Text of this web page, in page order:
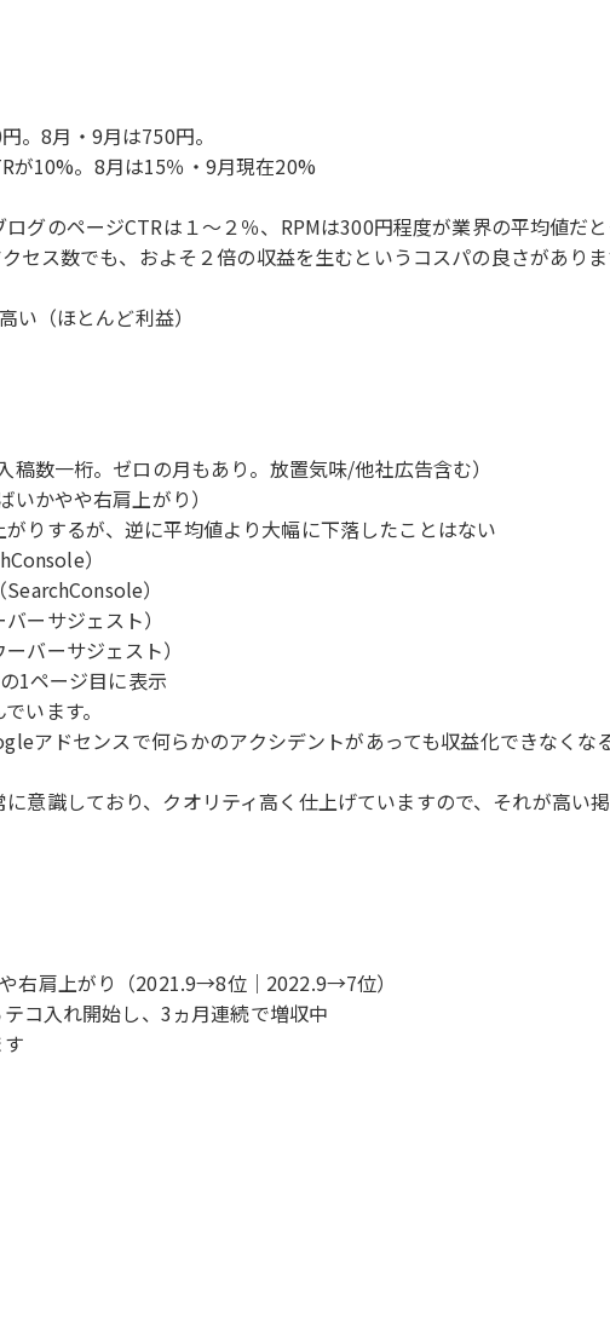
。8月・9月は750円。
が10%。8月は15％・9月現在20%
グのページCTRは１～２％、RPMは300円程度が業界の平均値だと
セス数でも、およそ２倍の収益を生むというコスパの良さがありま
（ほとんど利益）
数一桁。ゼロの月もあり。放置気味/他社広告含む）
かやや右肩上がり）
りするが、逆に平均値より大幅に下落したことはない
）
）
ーサジェスト）
バーサジェスト）
1ページ目に表示
います。
アドセンスで何らかのアクシデントがあっても収益化できなくな
意識しており、クオリティ高く仕上げていますので、それが高い
右肩上がり（2021.9→8位｜2022.9→7位）
コ入れ開始し、3ヵ月連続で増収中